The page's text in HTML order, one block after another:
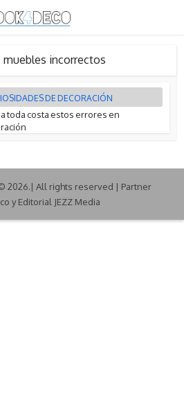
muebles incorrectos
DE DECORACIÓN
a toda costa estos errores en
2026.| All rights reserved | Partner
y Editorial JEZZ Media